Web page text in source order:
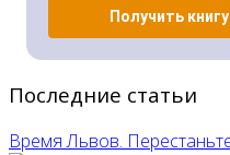
Получить
Последние статьи
Время Львов.